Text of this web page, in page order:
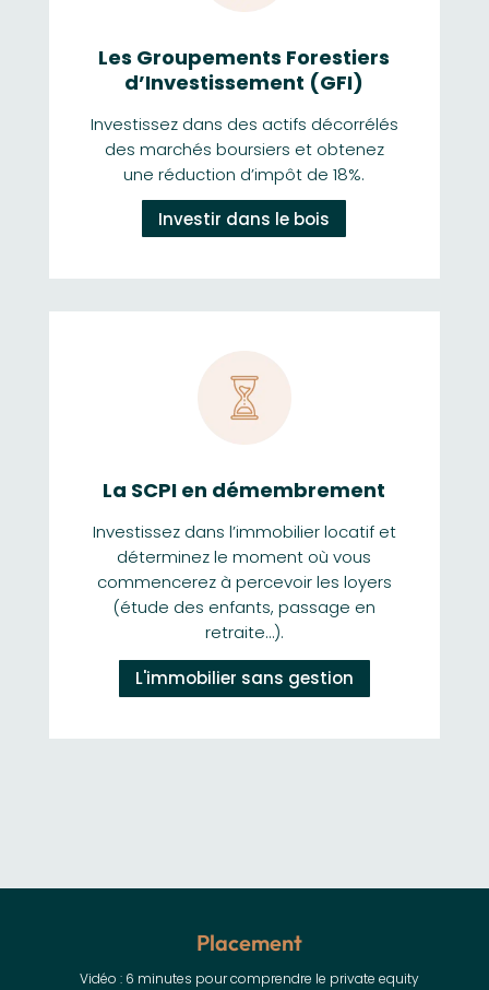
Les Groupements Forestiers
d’Investissement (GFI)
Investissez dans des actifs décorrélés
des marchés boursiers et obtenez
une réduction d’impôt de 18%.
Investir dans le bois
La SCPI en démembrement
Investissez dans l’immobilier locatif et
déterminez le moment où vous
commencerez à percevoir les loyers
(étude des enfants, passage en
retraite…).
L'immobilier sans gestion
Placement
Vidéo : 6 minutes pour comprendre le private equity